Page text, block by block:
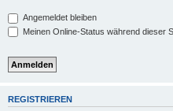
Angemeldet bleiben
Meinen Online-Status während dieser
REGISTRIEREN